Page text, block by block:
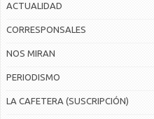
ACTUALIDAD
CORRESPONSALES
NOS MIRAN
PERIODISMO
LA CAFETERA (SUSCRIPCIÓN)